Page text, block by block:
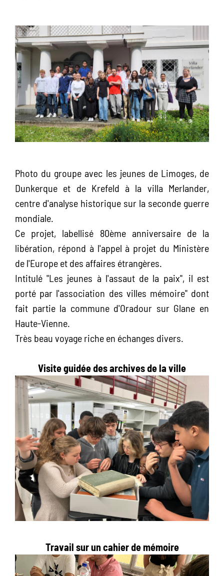
Photo du groupe avec les jeunes de Limoges, de
Dunkerque et de Krefeld à la villa Merlander,
centre d'analyse historique sur la seconde guerre
mondiale.
Ce projet, labellisé 80ème anniversaire de la
libération, répond à l'appel à projet du Ministère
de l'Europe et des affaires étrangères.
Intitulé "Les jeunes à l'assaut de la paix", il est
porté par l'association des villes mémoire" dont
fait partie la commune d'Oradour sur Glane en
Haute-Vienne.
Très beau voyage riche en échanges divers.
Visite guidée des archives de la ville
Travail sur un cahier de mémoire